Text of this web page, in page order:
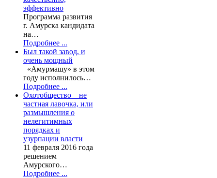
эффективно
Программа развития
г. Амурска кандидата
на…
Подробнее ...
Был такой завод, и
очень мощный
«Амурмашу» в этом
году исполнилось…
Подробнее ...
Охотобщество – не
частная лавочка, или
размышления о
нелегитимных
порядках и
узурпации власти
11 февраля 2016 года
решением
Амурского…
Подробнее ...